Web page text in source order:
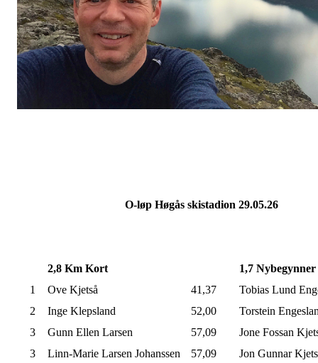
O-løp Høgås skistadion 29.05.26
2,8 Km Kort
1,7 Nybegynner
1
Ove Kjetså 41,37
Tobias Lund
2
Inge Klepsland 52,00
Torstein
3
Gunn Ellen Larsen 57,09
Jone Fossan
3
Linn-Marie Larsen Johanssen 57,09
Jon Gunnar